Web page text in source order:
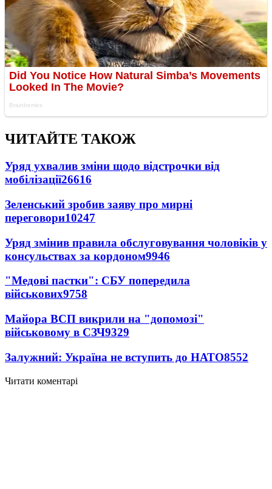
ЧИТАЙТЕ ТАКОЖ
Уряд ухвалив зміни щодо відстрочки від
мобілізації26616
Зеленський зробив заяву про мирні
переговори10247
Уряд змінив правила обслуговування чоловіків у
консульствах за кордоном9946
"Медові пастки": СБУ попередила
військових9758
Майора ВСП викрили на "допомозі"
військовому в СЗЧ9329
Залужний: Україна не вступить до НАТО8552
Читати коментарі